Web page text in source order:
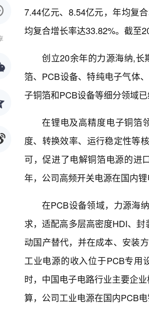
7.44亿元、8.54亿元，年均复
均复合增长率达33.82%。截至
创立20余年的力源海纳,
箔、PCB设备、特纯电子气体
子铜箔和PCB设备等细分领域
在锂电及高精度电子铜箔
度、转换效率、运行稳定性等
可，促进了电解铜箔电源的进
年，公司高频开关电源在国内
在PCB设备领域，力源海
求，适配高多层高密度HDI、
动国产替代，并在成本、安装
工业电源的收入位于PCB专用
时，中国电子电路行业主要企
算，公司工业电源在国内PCB